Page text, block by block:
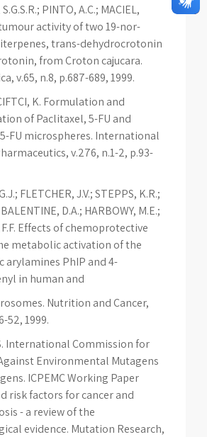
PINTO, A.C.; MACIEL,
activity of two 19-nor-
trans-dehydrocrotonin
from Croton cajucara.
v.65, n.8, p.687-689, 1999.
K. Formulation and
of Paclitaxel, 5-FU and
FU microspheres. International
v.276, n.1-2, p.93-
FLETCHER, J.V.; STEPPS, K.R.;
D.A.; HARBOWY, M.E.;
F.F. Effects of chemoprotective
metabolic activation of the
arylamines PhIP and 4-
in human and
Nutrition and Cancer,
52, 1999.
International Commission for
Environmental Mutagens
ICPEMC Working Paper
risk factors for cancer and
- a review of the
evidence. Mutation Research,